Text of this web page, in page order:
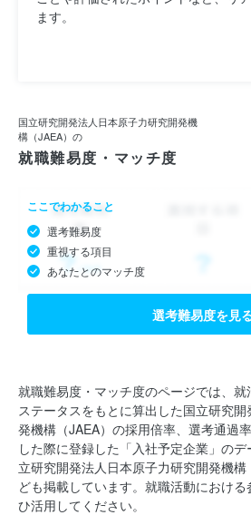
ます。
国立研究開発法人日本原子力研究開発機
構（JAEA）の
就職難易度・マッチ度
ここでわかること
選考難易度
重視する項目
あなたとのマッチ度
選考難易度を見
就職難易度・マッチ度のページでは、
ステータスをもとに算出した国立研究
発機構（JAEA）の採用倍率、選考通過
した際に登録した「入社予定企業」の
立研究開発法人日本原子力研究開発機
ども掲載しています。就職活動におけ
ひ活用してください。